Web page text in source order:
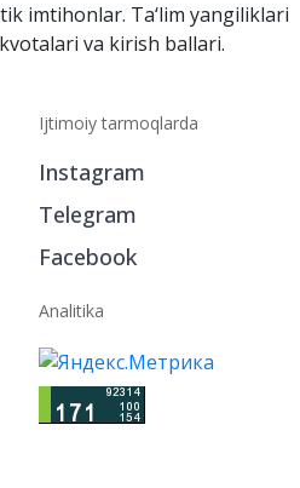
imtihonlar. Ta‘lim yangiliklari
va kirish ballari.
Ijtimoiy tarmoqlarda
Instagram
Telegram
Facebook
Analitika